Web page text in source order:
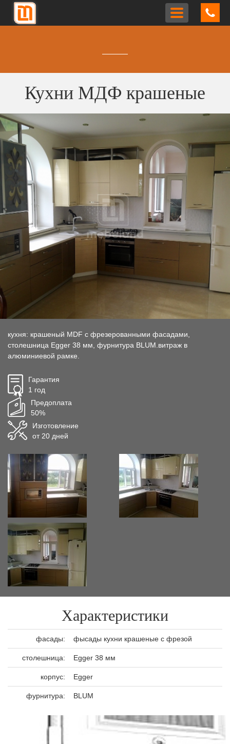
Toggle
navigation
Кухни МДФ крашеные
кухня: крашеный MDF с фрезерованными фасадами,
столешница Egger 38 мм, фурнитура BLUM.витраж в
алюминиевой рамке.
Гарантия
1 год
Предоплата
50%
Изготовление
от 20 дней
Характеристики
фасады: фысады кухни крашеные с фрезой
столешница: Egger 38 мм
корпус: Egger
фурнитура: BLUM